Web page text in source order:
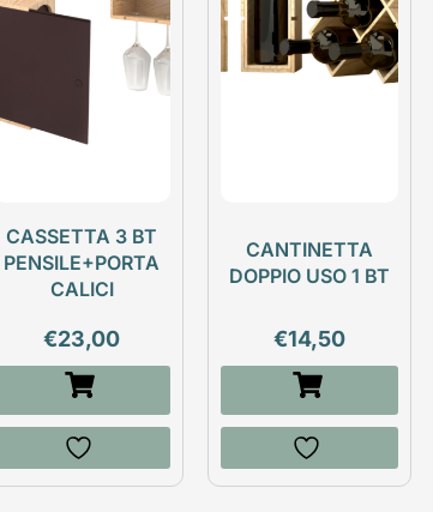
CASSETTA 3 BT
PENSILE+PORTA
CALICI
€23,00
CANTINETTA
DOPPIO USO 1 BT
€14,50